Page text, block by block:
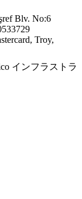
Blv. No:6
インフラストラ